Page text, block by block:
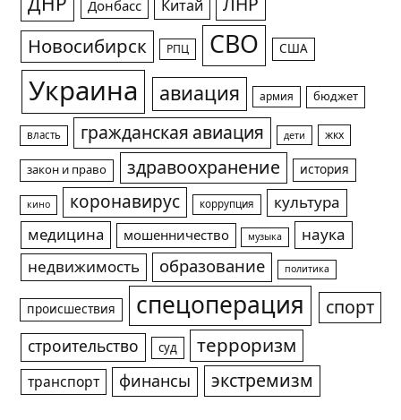
ДНР Донбасс Китай ЛНР
Новосибирск РПЦ СВО США
Украина авиация армия бюджет
власть гражданская авиация дети жкх
закон и право здравоохранение история
кино коронавирус коррупция
культура
медицина
мошенничество музыка
наука
недвижимость
образование политика
происшествия спецоперация спорт
строительство суд терроризм
транспорт финансы экстремизм